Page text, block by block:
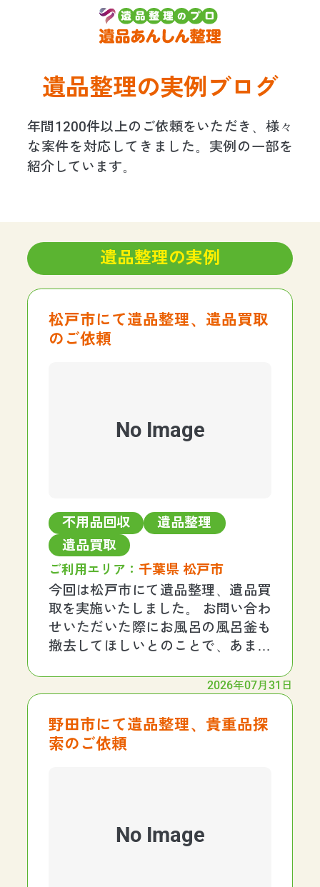
遺品整理の実例ブログ
年間1200件以上のご依頼をいただき、様々
な案件を対応してきました。実例の一部を
紹介しています。
遺品整理の実例
松戸市にて遺品整理、遺品買取
のご依頼
No Image
不用品回収
遺品整理
遺品買取
ご利用エリア：千葉県 松戸市
今回は松戸市にて遺品整理、遺品買
取を実施いたしました。 お問い合わ
せいただいた際にお風呂の風呂釜も
撤去してほしいとのことで、あまり
させていただきました。 今回お買取
り時に査定をさせていただき合計4
点のお買取りが決まり
2026年07月31日
野田市にて遺品整理、貴重品探
索のご依頼
No Image